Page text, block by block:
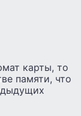
карты, то
памяти, что